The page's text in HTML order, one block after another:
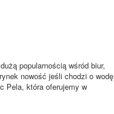
popularnością wśród biur,
nowość jeśli chodzi o wodę
Pela, która oferujemy w